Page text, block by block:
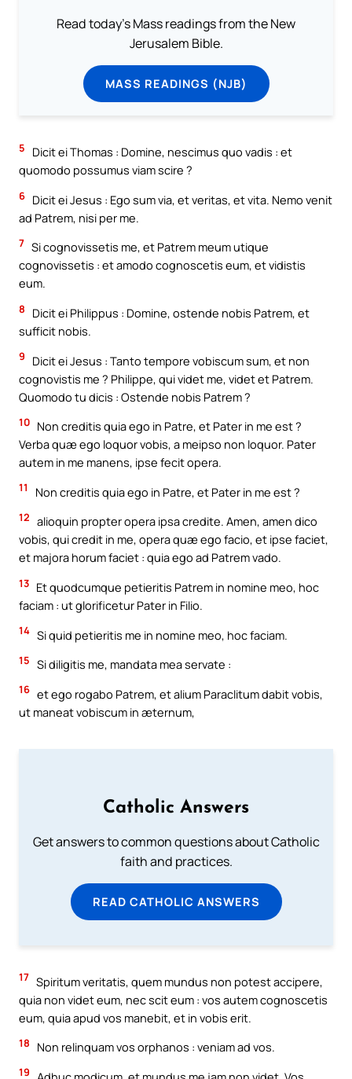
Read today's Mass readings from the New
Jerusalem Bible.
MASS READINGS (NJB)
5
Dicit ei Thomas : Domine, nescimus quo vadis : et
quomodo possumus viam scire ?
6 Dicit ei Jesus : Ego sum via, et veritas, et vita. Nemo venit
ad Patrem, nisi per me.
7 Si cognovissetis me, et Patrem meum utique
cognovissetis : et amodo cognoscetis eum, et vidistis
eum.
8
Dicit ei Philippus : Domine, ostende nobis Patrem, et
sufficit nobis.
9
Dicit ei Jesus : Tanto tempore vobiscum sum, et non
cognovistis me ? Philippe, qui videt me, videt et Patrem.
Quomodo tu dicis : Ostende nobis Patrem ?
10 Non creditis quia ego in Patre, et Pater in me est ?
Verba quæ ego loquor vobis, a meipso non loquor. Pater
autem in me manens, ipse fecit opera.
11 Non creditis quia ego in Patre, et Pater in me est ?
12 alioquin propter opera ipsa credite. Amen, amen dico
vobis, qui credit in me, opera quæ ego facio, et ipse faciet,
et majora horum faciet : quia ego ad Patrem vado.
13 Et quodcumque petieritis Patrem in nomine meo, hoc
faciam : ut glorificetur Pater in Filio.
14 Si quid petieritis me in nomine meo, hoc faciam.
15 Si diligitis me, mandata mea servate :
16 et ego rogabo Patrem, et alium Paraclitum dabit vobis,
ut maneat vobiscum in æternum,
Catholic Answers
Get answers to common questions about Catholic
faith and practices.
READ CATHOLIC ANSWERS
17 Spiritum veritatis, quem mundus non potest accipere,
quia non videt eum, nec scit eum : vos autem cognoscetis
eum, quia apud vos manebit, et in vobis erit.
18 Non relinquam vos orphanos : veniam ad vos.
19